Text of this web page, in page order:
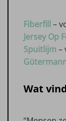
Fiberfill –
Jersey Op
Spuitlijm –
Wat